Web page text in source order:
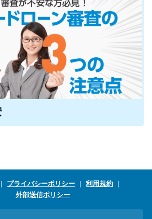
無利息期間を利用して利息0円で
お金を借りる3つのポイント
種類・特徴別一覧
他コラム
法2選
プライバシーポリシー
利用規約
外部送信ポリシー